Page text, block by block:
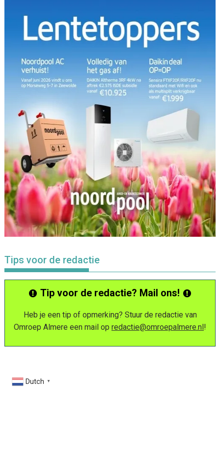
Tips voor de redactie
Tip voor de redactie? Mail ons!
Heb je een tip of opmerking? Stuur de redactie van
Omroep Almere een mail op redactie@omroepalmere.nl!
Dutch ▼